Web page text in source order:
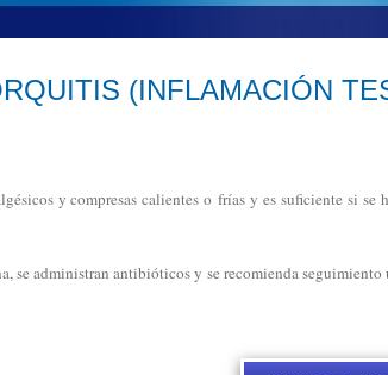
(INFLAMACIÓN
y compresas calientes o frías y es suficiente si se
se administran antibióticos y se recomienda